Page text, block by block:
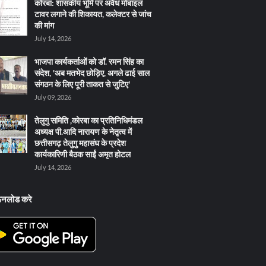
कोरबा: शासकीय भूमि पर अवैध मोबाइल
टावर लगाने की शिकायत, कलेक्टर से जांच
की मांग
July 14, 2026
भाजपा कार्यकर्ताओं को डॉ. रमन सिंह का
संदेश, 'अब मतभेद छोड़िए, अगले ढाई साल
संगठन के लिए पूरी ताकत से जुटिए'
July 09, 2026
तेलुगु समिति ,कोरबा का प्रतिनिधिमंडल
अध्यक्ष पी.आदि नारायण के नेतृत्व में
छत्तीसगढ़ तेलुगु महासंघ के प्रदेश
कार्यकारिणी बैठक साईं अमृत होटल
July 14, 2026
करे